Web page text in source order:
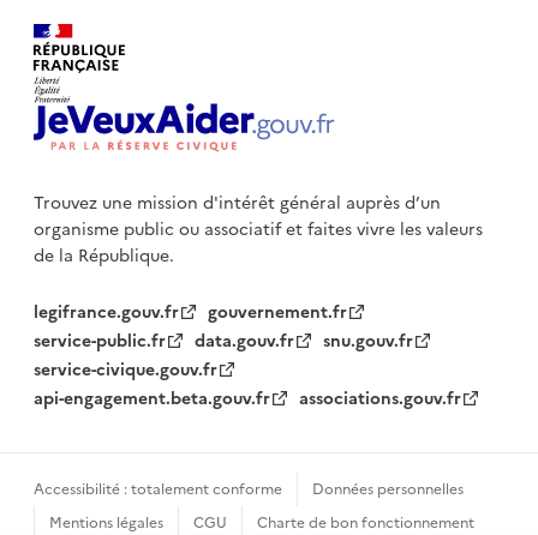
Trouvez une mission d'intérêt général auprès d’un
organisme publicou associatif et faites vivre les valeurs
de la République.
legifrance.gouv.fr
gouvernement.fr
service-public.fr
data.gouv.fr
snu.gouv.fr
service-civique.gouv.fr
api-engagement.beta.gouv.fr
associations.gouv.fr
Accessibilité : totalement conforme
Données personnelles
Mentions légales
CGU Charte de bon fonctionnement